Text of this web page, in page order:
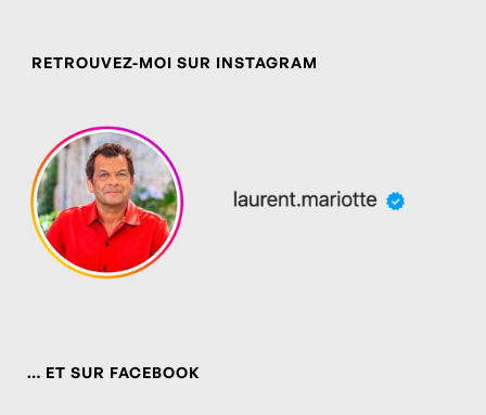
RETROUVEZ-MOI SUR INSTAGRAM
… ET SUR FACEBOOK